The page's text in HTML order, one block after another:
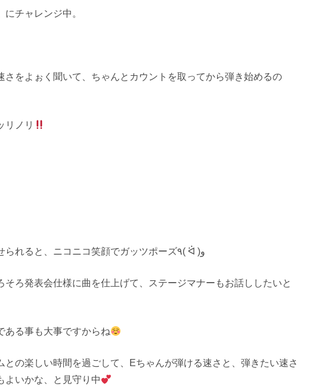
チャレンジ中。
をよぉく聞いて、ちゃんとカウントを取ってから弾き始めるの
リノリ
最後までメトロノームとピッタリ合わせられると、ニコニコ笑顔でガッツポーズ٩( ᐛ )و
ろ発表会仕様に曲を仕上げて、ステージマナーもお話ししたいと
ある事も大事ですからね
の楽しい時間を過ごして、Eちゃんが弾ける速さと、弾きたい速さ
よいかな、と見守り中